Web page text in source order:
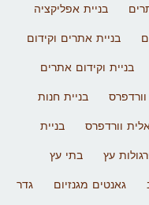
בניית אפליקציה
בניית אתרים וקידום
בניית וקידום אתרים
בניית חנות
וורדפרס
בניית
עץ
בתי עץ
גאנטים מגנזיום
גדר